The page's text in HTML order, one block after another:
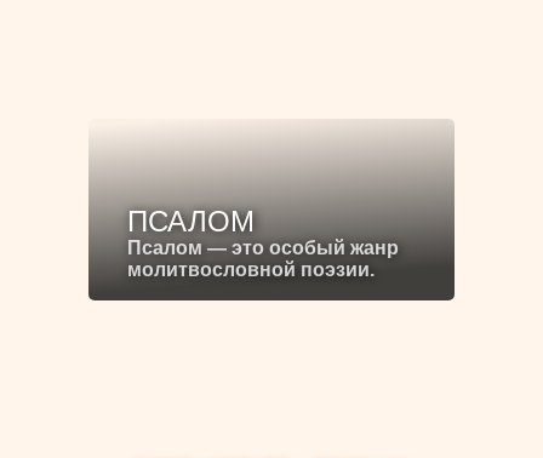
ПСАЛОМ
Псалом — это особый жанр
молитвословной поэзии.